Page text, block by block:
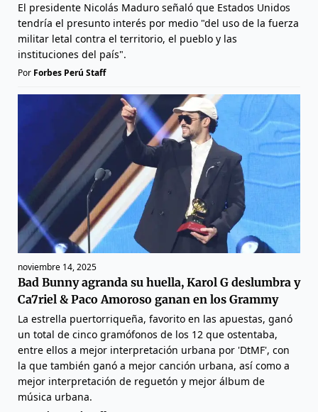
El presidente Nicolás Maduro señaló que Estados Unidos
tendría el presunto interés por medio "del uso de la fuerza
militar letal contra el territorio, el pueblo y las
instituciones del país".
Por Forbes Perú Staff
noviembre 14, 2025
Bad Bunny agranda su huella, Karol G deslumbra y
Ca7riel & Paco Amoroso ganan en los Grammy
La estrella puertorriqueña, favorito en las apuestas, ganó
un total de cinco gramófonos de los 12 que ostentaba,
entre ellos a mejor interpretación urbana por 'DtMF', con
la que también ganó a mejor canción urbana, así como a
mejor interpretación de reguetón y mejor álbum de
música urbana.